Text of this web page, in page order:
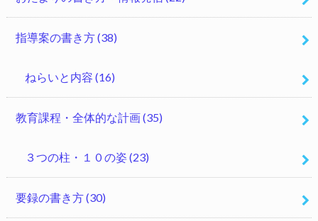
指導案の書き方(38)
ねらいと内容 (16)
教育課程・全体的な計画(35)
３つの柱・１０の姿(23)
要録の書き方(30)